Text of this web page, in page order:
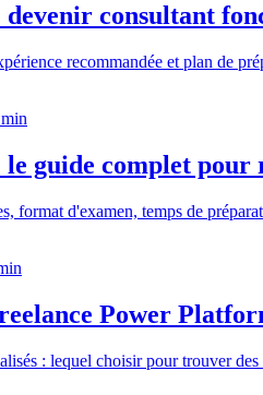
consultant
recommandée et plan de
min
guide complet
format d'examen, temps de
Power
: lequel choisir pour trouver